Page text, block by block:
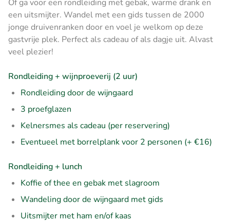
Of ga voor een rondleiding met gebak, warme drank en
een uitsmijter. Wandel met een gids tussen de 2000
jonge druivenranken door en voel je welkom op deze
gastvrije plek. Perfect als cadeau of als dagje uit. Alvast
veel plezier!
Rondleiding + wijnproeverij (2 uur)
Rondleiding door de wijngaard
3 proefglazen
Kelnersmes als cadeau (per reservering)
Eventueel met borrelplank voor 2 personen (+ €16)
Rondleiding + lunch
Koffie of thee en gebak met slagroom
Wandeling door de wijngaard met gids
Uitsmijter met ham en/of kaas